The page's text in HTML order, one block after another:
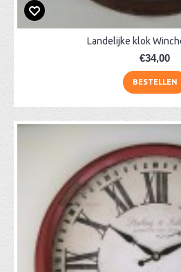
Landelijke klok
€34,00
BESTELLEN